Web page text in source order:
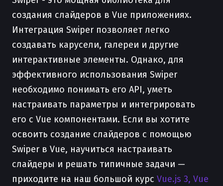
создания слайдеров в Vue приложениях.
Интеграция Swiper позволяет легко
создавать карусели, галереи и другие
интерактивные элементы. Однако, для
эффективного использования Swiper
необходимо понимать его API, уметь
настраивать параметры и интегрировать
его с Vue компонентами. Если вы хотите
освоить создание слайдеров с помощью
Swiper в Vue, научиться настраивать
слайдеры и решать типичные задачи —
приходите на наш большой курс Vue.js 3, Vue